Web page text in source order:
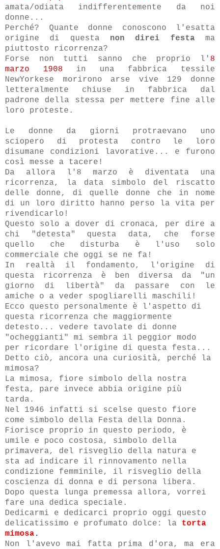
amata/odiata indifferentemente da noi
donne...
Perché? Quante donne conoscono l'esatta
origine di questa non direi festama
piuttosto ricorrenza?
Forse non tutti sanno che proprio l' 8
marzo 1908 in una fabbrica tessile
NewYorkese morirono arse vive 129 donne
letteralmente chiuse in fabbrica dal
padrone della stessa per mettere fine alle
loro proteste.
Le donne da giorni protraevano uno
sciopero di protesta contro le loro
disumane condizioni lavorative... e furono
così messe a tacere!
Da allora l'8 marzo è diventata una
ricorrenza, la data simbolo del riscatto
delle donne, di quelle donne che in nome
di un loro diritto hanno perso la vita per
rivendicarlo!
Questo solo a dover di cronaca, per dire a
chi "detesta" questa data, che forse
quello che disturba è l'uso solo
commerciale che oggi se ne fa!
In realtà il fondamento, l'origine di
questa ricorrenza è ben diversa da "un
giorno di libertà" da passare con le
amiche o a veder spogliarelli maschili!
Ecco questo personalmente è l'aspetto di
questa ricorrenza che maggiormente
detesto... vedere tavolate di donne
"ocheggianti" mi sembra il peggior modo
per ricordare l'origine di questa festa...
Detto ciò, ancora una curiosità, perché la
mimosa?
La mimosa, fiore simbolo della nostra
festa, pare invece abbia origine più
tarda.
Nel 1946 infatti si scelse questo fiore
come simbolo della Festa della Donna.
Fiorisce proprio in questo periodo, è
umile e poco costosa, simbolo della
primavera, del risveglio della natura e
sta ad indicare il rinnovamento nella
condizione femminile, il risveglio della
coscienza di donna e di persona libera.
Dopo questa lunga premessa allora, vorrei
fare una dedica speciale.
Dedicarmi e dedicarci proprio oggi questo
delicatissimo e profumato dolce: la
torta
mimosa.
Non l'avevo mai fatta prima d'ora, ma era